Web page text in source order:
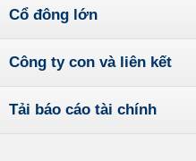
Cổ đông lớn
Công ty con và liên kết
Tải báo cáo tài chính